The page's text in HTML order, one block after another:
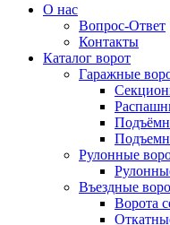
О нас
Вопрос-Ответ
Контакты
Каталог ворот
Гаражные
Рулонные
Въездные
Ворота